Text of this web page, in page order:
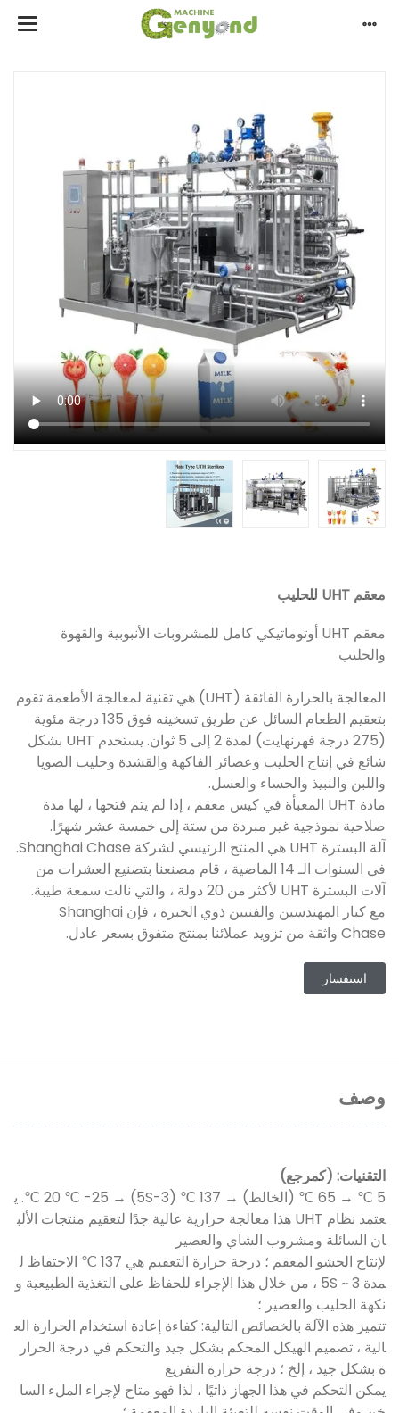
معقم UHT للحليب
معقم UHT أوتوماتيكي كامل للمشروبات الأنبوبية والقهوة
والحليب
المعالجة بالحرارة الفائقة (UHT) هي تقنية لمعالجة الأطعمة تقوم
بتعقيم الطعام السائل عن طريق تسخينه فوق 135 درجة مئوية
(275 درجة فهرنهايت) لمدة 2 إلى 5 ثوان. يستخدم UHT بشكل
شائع في إنتاج الحليب وعصائر الفاكهة والقشدة وحليب الصويا
واللبن والنبيذ والحساء والعسل.
مادة UHT المعبأة في كيس معقم ، إذا لم يتم فتحها ، لها مدة
صلاحية نموذجية غير مبردة من ستة إلى خمسة عشر شهرًا.
آلة البسترة UHT هي المنتج الرئيسي لشركة Shanghai Chase.
في السنوات الـ 14 الماضية ، قام مصنعنا بتصنيع العشرات من
آلات البسترة UHT لأكثر من 20 دولة ، والتي نالت سمعة طيبة.
مع كبار المهندسين والفنيين ذوي الخبرة ، فإن Shanghai
Chase واثقة من تزويد عملائنا بمنتج متفوق بسعر عادل.
استفسار
وصف
التقنيات: (كمرجع)
5 ℃ → 65 ℃ (الخالط) → 137 ℃ (3-5S) → 20 ℃ -25 ℃. ي
عتمد نظام UHT هذا معالجة حرارية عالية جدًا لتعقيم منتجات الألب
ان السائلة ومشروب الشاي والعصير
لإنتاج الحشو المعقم ؛ درجة حرارة التعقيم هي 137 ℃ الاحتفاظ ل
مدة 3 ~ 5S ، من خلال هذا الإجراء للحفاظ على التغذية الطبيعية و
نكهة الحليب والعصير ؛
تتميز هذه الآلة بالخصائص التالية: كفاءة إعادة استخدام الحرارة الع
الية ، تصميم الهيكل المحكم بشكل جيد والتحكم في درجة الحرار
ة بشكل جيد ، إلخ ؛ درجة حرارة التفريغ
يمكن التحكم في هذا الجهاز ذاتيًا ، لذا فهو متاح لإجراء الملء السا